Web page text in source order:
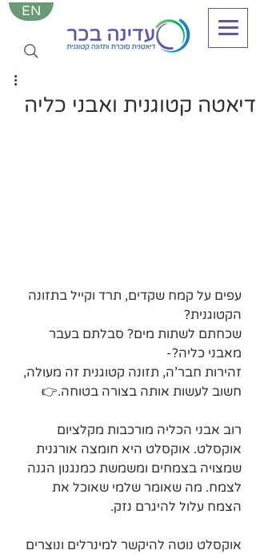
EN
דיאטה קטוגנית ואבני כליה
עפים על קמח שקדים, תרד וקייל בתזונה
הקטוגנית?
שכחתם לשתות מים? סבלתם בעבר
מאבני כליה?-
זהירות חבר'ה, תזונה קטוגנית זה מעולה,
חשוב לעשות אותה בצורה בטוחה.👉
רוב אבני הכליה מורכבות מקלציום
אוקסלט. אוקסלט היא חומצה אורגנית
שמצויה בצמחים ומשמשת כמנגנון הגנה
לצמח. מה שאומר שלמי שאוכל את
הצמח עלול להיגרם נזק.
אוקסלט נוטה להיקשר למינרלים ונוצרים